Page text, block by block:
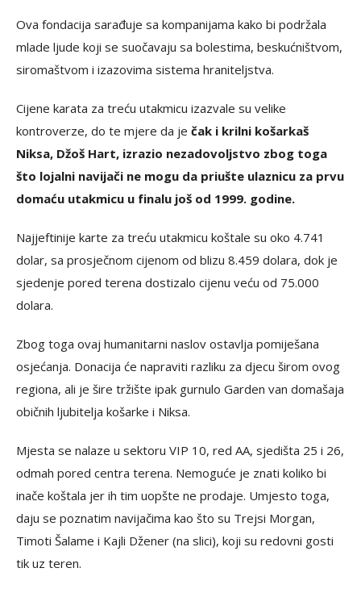
Ova fondacija sarađuje sa kompanijama kako bi podržala
mlade ljude koji se suočavaju sa bolestima, beskućništvom,
siromaštvom i izazovima sistema hraniteljstva.
Cijene karata za treću utakmicu izazvale su velike
kontroverze, do te mjere da je čak i krilni košarkaš
Niksa, Džoš Hart, izrazio nezadovoljstvo zbog toga
što lojalni navijači ne mogu da priušte ulaznicu za prvu
domaću utakmicu u finalu još od 1999. godine.
Najjeftinije karte za treću utakmicu koštale su oko 4.741
dolar, sa prosječnom cijenom od blizu 8.459 dolara, dok je
sjedenje pored terena dostizalo cijenu veću od 75.000
dolara.
Zbog toga ovaj humanitarni naslov ostavlja pomiješana
osjećanja. Donacija će napraviti razliku za djecu širom ovog
regiona, ali je šire tržište ipak gurnulo Garden van domašaja
običnih ljubitelja košarke i Niksa.
Mjesta se nalaze u sektoru VIP 10, red AA, sjedišta 25 i 26,
odmah pored centra terena. Nemoguće je znati koliko bi
inače koštala jer ih tim uopšte ne prodaje. Umjesto toga,
daju se poznatim navijačima kao što su Trejsi Morgan,
Timoti Šalame i Kajli Džener (na slici), koji su redovni gosti
tik uz teren.